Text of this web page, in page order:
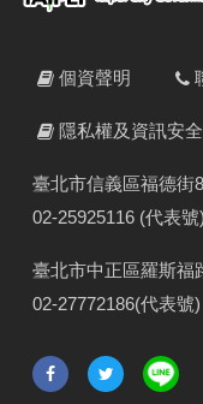
個資聲明
隱私權及資訊安
臺北市信義區福德街
02-25925116 (代表號)
臺北市中正區羅斯福
02-27772186(代表號)